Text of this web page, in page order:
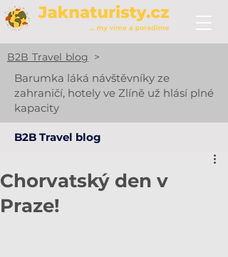
B2B Travel blog >
Barumka láká návštěvníky ze
zahraničí, hotely ve Zlíně už hlásí plné
kapacity
B2B Travel blog
Chorvatský den v
Praze!